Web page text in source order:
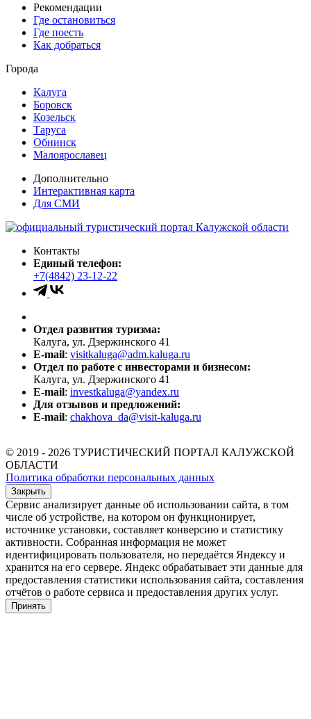
Рекомендации
Где остановиться
Где поесть
Как добраться
Города
Калуга
Боровск
Козельск
Таруса
Обнинск
Малоярославец
Дополнительно
Интерактивная карта
Для СМИ
Контакты
Единый телефон:
+7(4842) 23-12-22
Отдел развития туризма:
Калуга, ул. Дзержинского 41
E-mail: visitkaluga@adm.kaluga.ru
Отдел по работе с инвесторами и бизнесом:
Калуга, ул. Дзержинского 41
E-mail: investkaluga@yandex.ru
Для отзывов и предложений:
E-mail: chakhova_da@visit-kaluga.ru
© 2019 - 2026 ТУРИСТИЧЕСКИЙ ПОРТАЛ КАЛУЖСКОЙ
ОБЛАСТИ
Политика обработки персональных данных
Закрыть
Сервис анализирует данные об использовании сайта, в том
числе об устройстве, на котором он функционирует,
источнике установки, составляет конверсию и статистику
активности. Собранная информация не может
идентифицировать пользователя, но передаётся Яндексу и
хранится на его сервере. Яндекс обрабатывает эти данные для
предоставления статистики использования сайта, составления
отчётов о работе сервиса и предоставления других услуг.
Принять